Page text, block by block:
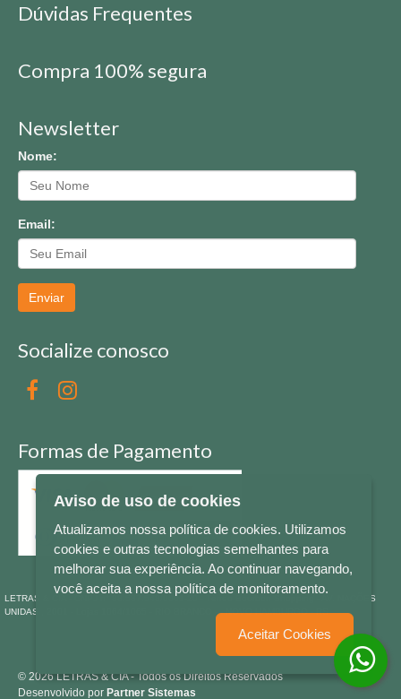
Dúvidas Frequentes
Compra 100% segura
Newsletter
Nome:
Email:
Enviar
Socialize conosco
Formas de Pagamento
LETRAS & CIA - CNPJ n° 88.587.548/0001-20 - Térreo Bourbon Shopping - AV. NAÇÕES
UNIDAS , 2001 - Lojas 1064/1065 - RIO BRANCO - - NOVO HAMBURGO - RS
© 2026 LETRAS & CIA - Todos os Direitos Reservados
Desenvolvido por Partner Sistemas
Aviso de uso de cookies
Atualizamos nossa política de cookies. Utilizamos
cookies e outras tecnologias semelhantes para
melhorar sua experiência. Ao continuar navegando,
você aceita a nossa política de monitoramento.
Aceitar Cookies